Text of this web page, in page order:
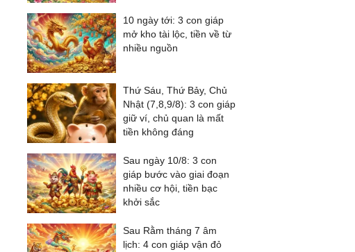
10 ngày tới: 3 con giáp
mở kho tài lộc, tiền về từ
nhiều nguồn
Thứ Sáu, Thứ Bảy, Chủ
Nhật (7,8,9/8): 3 con giáp
giữ ví, chủ quan là mất
tiền không đáng
Sau ngày 10/8: 3 con
giáp bước vào giai đoạn
nhiều cơ hội, tiền bạc
khởi sắc
Sau Rằm tháng 7 âm
lịch: 4 con giáp vận đỏ